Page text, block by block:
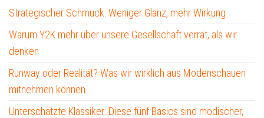
Strategischer Schmuck: Weniger Glanz, mehr Wirkung
Warum Y2K mehr über unsere Gesellschaft verrät, als wir
denken
Runway oder Realität? Was wir wirklich aus Modenschauen
mitnehmen können
Unterschätzte Klassiker: Diese fünf Basics sind modischer,